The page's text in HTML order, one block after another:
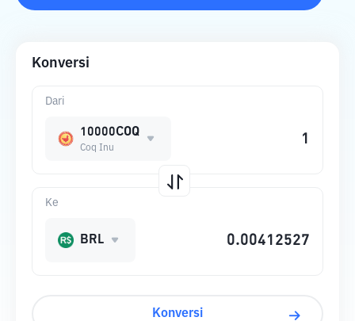
Konversi
Dari
10000COQ
Coq Inu
Ke
BRL
Konversi